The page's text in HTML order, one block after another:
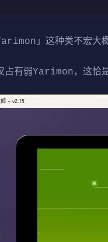
」这种类不宏大
占有弱Yarimon，这